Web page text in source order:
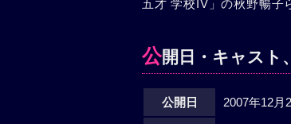
五才 学校IV」の秋野暢子
公開日・キャスト
公開日 2007年12月